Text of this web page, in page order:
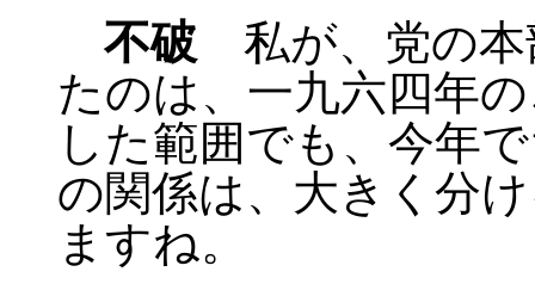
不破 私が、党の本
たのは、一九六四年
した範囲でも、今年
の関係は、大きく分
ますね。